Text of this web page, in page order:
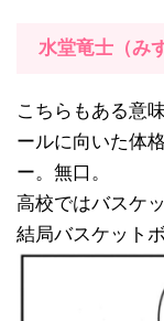
水堂竜士（み
こちらもある意
ールに向いた体
ー。無口。
高校ではバスケ
結局バスケット